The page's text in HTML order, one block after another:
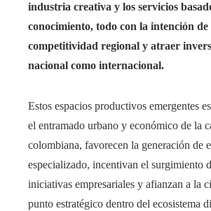
industria creativa y los servicios
conocimiento, todo con la intención
competitividad regional y atraer
nacional como internacional.
Estos espacios productivos emergentes
el entramado urbano y económico de la
colombiana, favorecen la generación de
especializado, incentivan el surgimiento
iniciativas empresariales y afianzan a la
punto estratégico dentro del ecosistema